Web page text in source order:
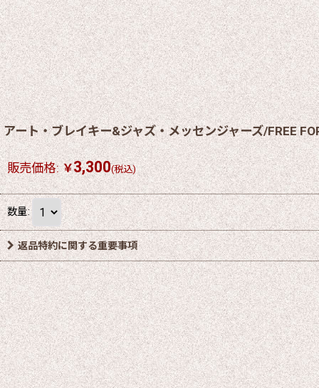
アート・ブレイキー&ジャズ・メッセンジャーズ/FREE
販売価格: ￥3,300(税込)
数量:
返品特約に関する重要事項